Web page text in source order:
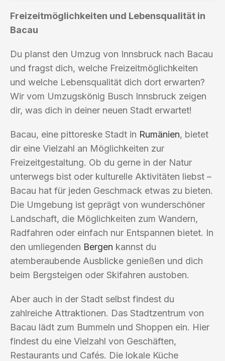
Freizeitmöglichkeiten und Lebensqualität in
Bacau
Du planst den Umzug von Innsbruck nach Bacau
und fragst dich, welche Freizeitmöglichkeiten
und welche Lebensqualität dich dort erwarten?
Wir vom Umzugskönig Busch Innsbruck zeigen
dir, was dich in deiner neuen Stadt erwartet!
Bacau, eine pittoreske Stadt in Rumänien, bietet
dir eine Vielzahl an Möglichkeiten zur
Freizeitgestaltung. Ob du gerne in der Natur
unterwegs bist oder kulturelle Aktivitäten liebst –
Bacau hat für jeden Geschmack etwas zu bieten.
Die Umgebung ist geprägt von wunderschöner
Landschaft, die Möglichkeiten zum Wandern,
Radfahren oder einfach nur Entspannen bietet. In
den umliegenden Bergen kannst du
atemberaubende Ausblicke genießen und dich
beim Bergsteigen oder Skifahren austoben.
Aber auch in der Stadt selbst findest du
zahlreiche Attraktionen. Das Stadtzentrum von
Bacau lädt zum Bummeln und Shoppen ein. Hier
findest du eine Vielzahl von Geschäften,
Restaurants und Cafés. Die lokale Küche